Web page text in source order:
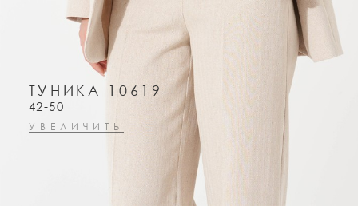
ТУНИКА 10619
42-50
УВЕЛИЧИТЬ